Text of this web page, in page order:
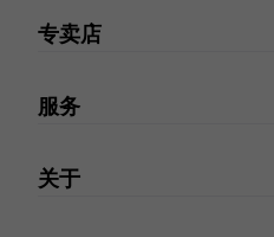
专卖店
服务
关于